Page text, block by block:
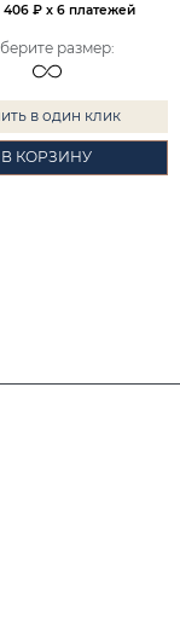
406 ₽x 6 платежей
размер:
в один клик
В КОРЗИНУ